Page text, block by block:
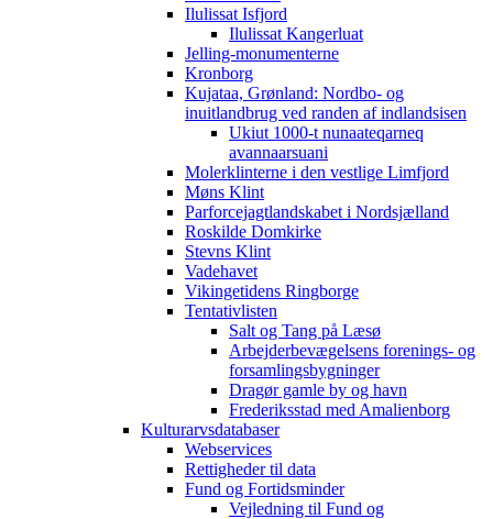
Ilulissat Isfjord
Ilulissat Kangerluat
Jelling-monumenterne
Kronborg
Kujataa, Grønland: Nordbo- og
inuitlandbrug ved randen af indlandsisen
Ukiut 1000-t nunaateqarneq
avannaarsuani
Molerklinterne i den vestlige Limfjord
Møns Klint
Parforcejagtlandskabet i Nordsjælland
Roskilde Domkirke
Stevns Klint
Vadehavet
Vikingetidens Ringborge
Tentativlisten
Salt og Tang på Læsø
Arbejderbevægelsens forenings- og
forsamlingsbygninger
Dragør gamle by og havn
Frederiksstad med Amalienborg
Kulturarvsdatabaser
Webservices
Rettigheder til data
Fund og Fortidsminder
Vejledning til Fund og